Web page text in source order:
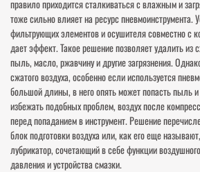
правило приходится сталкиваться с влажным и
тоже сильно влияет на ресурс пневмоинструмента.
фильтрующих элементов и осушителя совместно с
дает эффект. Такое решение позволяет удалить из
пыль, масло, ржавчину и другие загрязнения.
сжатого воздуха, особенно если используется
большой длины, в него опять может попасть пыль
избежать подобных проблем, воздух после
перед попаданием в инструмент. Решение
блок подготовки воздуха или, как его еще
лубрикатор, сочетающий в себе функции
давления и устройства смазки.